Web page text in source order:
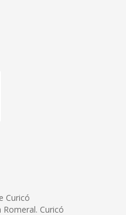
Curicó
Curicó